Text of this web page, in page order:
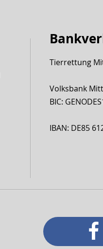
Tierrettung
Volksbank
BIC:
IBAN: DE85